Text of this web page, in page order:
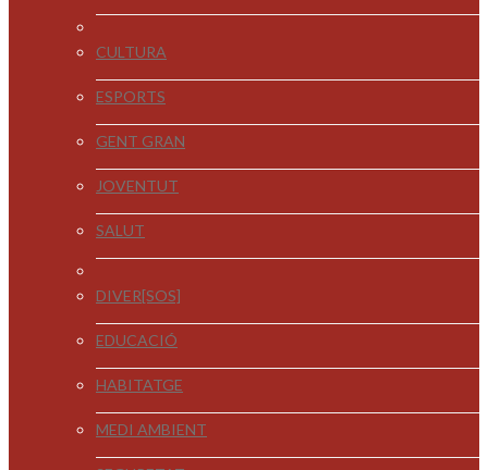
CULTURA
ESPORTS
GENT GRAN
JOVENTUT
SALUT
DIVER[SOS]
EDUCACIÓ
HABITATGE
MEDI AMBIENT